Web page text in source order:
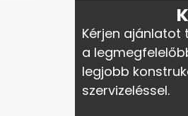
Kérjen ajánlatot
a
legjobb
szervizeléssel.